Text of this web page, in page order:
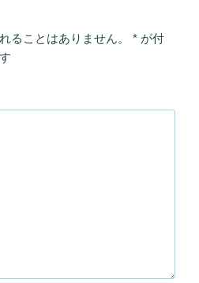
ることはありません。 * が付